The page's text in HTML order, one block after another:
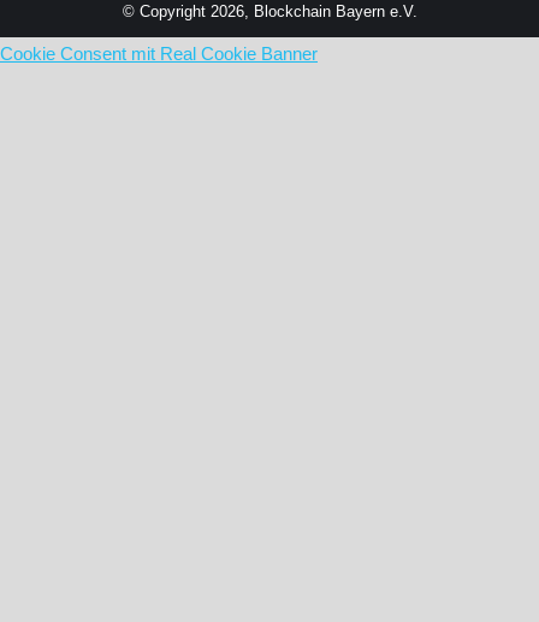
© Copyright 2026, Blockchain Bayern e.V.
Cookie Consent mit Real Cookie Banner